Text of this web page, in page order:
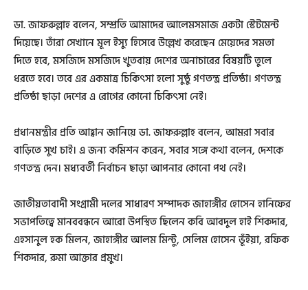
ডা. জাফরুল্লাহ বলেন, সম্প্রতি আমাদের আলেমসমাজ একটা স্টেটমেন্ট
দিয়েছে। তাঁরা সেখানে মূল ইস্যু হিসেবে উল্লেখ করেছেন মেয়েদের সমতা
দিতে হবে, মসজিদে মসজিদে খুতবায় দেশের অনাচারের বিষয়টি তুলে
ধরতে হবে। তবে এর একমাত্র চিকিৎসা হলো সুষ্ঠু গণতন্ত্র প্রতিষ্ঠা। গণতন্ত্র
প্রতিষ্ঠা ছাড়া দেশের এ রোগের কোনো চিকিৎসা নেই।
প্রধানমন্ত্রীর প্রতি আহ্বান জানিয়ে ডা. জাফরুল্লাহ বলেন, আমরা সবার
বাড়িতে সুখ চাই। এ জন্য কমিশন করেন, সবার সঙ্গে কথা বলেন, দেশকে
গণতন্ত্র দেন। মধ্যবর্তী নির্বাচন ছাড়া আপনার কোনো পথ নেই।
জাতীয়তাবাদী সংগ্রামী দলের সাধারণ সম্পাদক জাহাঙ্গীর হোসেন হানিফের
সভাপতিত্বে মানববন্ধনে আরো উপস্থিত ছিলেন কবি আবদুল হাই শিকদার,
এহসানুল হক মিলন, জাহাঙ্গীর আলম মিন্টু, সেলিম হোসেন ভূঁইয়া, রফিক
শিকদার, রুমা আক্তার প্রমুখ।